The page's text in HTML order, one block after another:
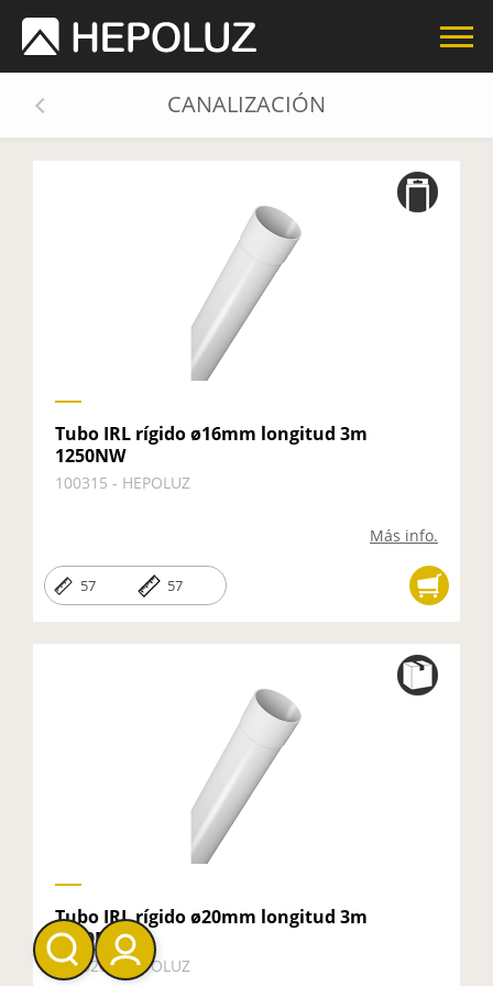
CANALIZACIÓN
Tubo IRL rígido ø16mm longitud 3m
1250NW
100315 - HEPOLUZ
Más info.
57 57
Tubo IRL rígido ø20mm longitud 3m
1250NW
100320 - HEPOLUZ